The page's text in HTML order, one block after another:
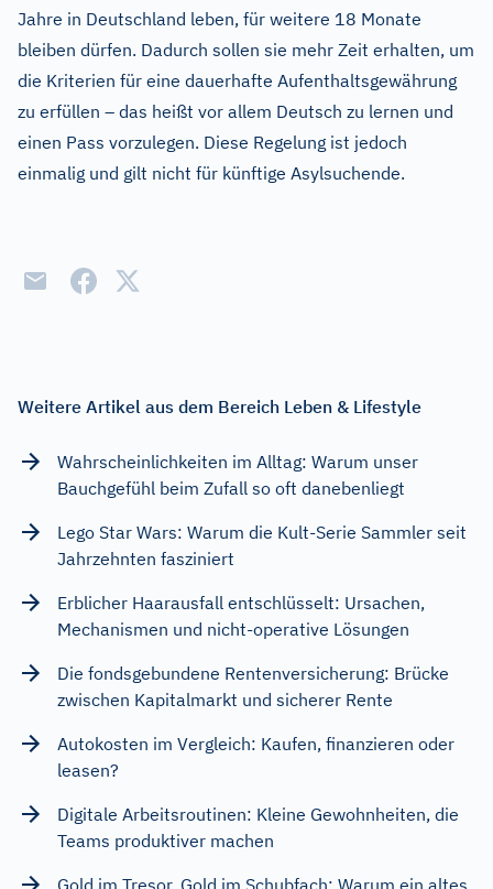
Jahre in Deutschland leben, für weitere 18 Monate
bleiben dürfen. Dadurch sollen sie mehr Zeit erhalten, um
die Kriterien für eine dauerhafte Aufenthaltsgewährung
zu erfüllen – das heißt vor allem Deutsch zu lernen und
einen Pass vorzulegen. Diese Regelung ist jedoch
einmalig und gilt nicht für künftige Asylsuchende.
Weitere Artikel aus dem Bereich Leben & Lifestyle
Wahrscheinlichkeiten im Alltag: Warum unser
Bauchgefühl beim Zufall so oft danebenliegt
Lego Star Wars: Warum die Kult-Serie Sammler seit
Jahrzehnten fasziniert
Erblicher Haarausfall entschlüsselt: Ursachen,
Mechanismen und nicht-operative Lösungen
Die fondsgebundene Rentenversicherung: Brücke
zwischen Kapitalmarkt und sicherer Rente
Autokosten im Vergleich: Kaufen, finanzieren oder
leasen?
Digitale Arbeitsroutinen: Kleine Gewohnheiten, die
Teams produktiver machen
Gold im Tresor, Gold im Schubfach: Warum ein altes